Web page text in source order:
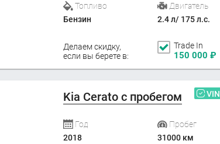
Топливо
Бензин
Двигатель
2.4 л/ 175 л.с.
Делаем скидку,
если вы берете в:
Trade In
150 000 ₽
Kia Cerato с пробегом VIN
Год
2018
Пробег
31000 км